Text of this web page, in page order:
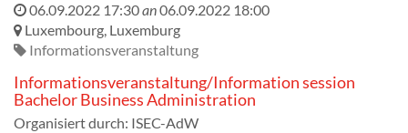
06.09.2022 17:30an06.09.2022 18:00
Luxembourg, Luxemburg
Informationsveranstaltung
Informationsveranstaltung/Information session
Bachelor Business Administration
Organisiert durch: ISEC-AdW